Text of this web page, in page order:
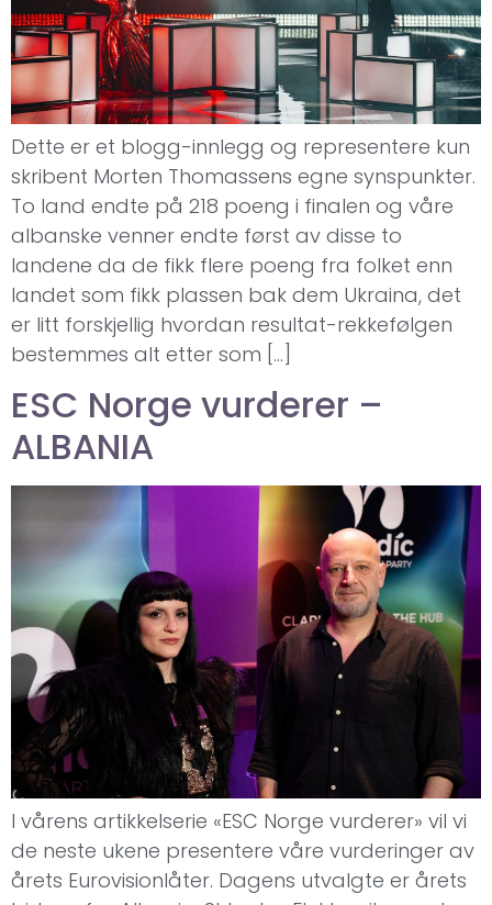
Dette er et blogg-innlegg og representere kun
skribent Morten Thomassens egne synspunkter.
To land endte på 218 poeng i finalen og våre
albanske venner endte først av disse to
landene da de fikk flere poeng fra folket enn
landet som fikk plassen bak dem Ukraina, det
er litt forskjellig hvordan resultat-rekkefølgen
bestemmes alt etter som […]
ESC Norge vurderer –
ALBANIA
I vårens artikkelserie «ESC Norge vurderer» vil vi
de neste ukene presentere våre vurderinger av
årets Eurovisionlåter. Dagens utvalgte er årets